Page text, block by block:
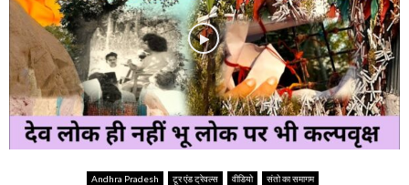
Andhra Pradesh टूर एंड ट्रेवल्स वीडियो संतो का समागम